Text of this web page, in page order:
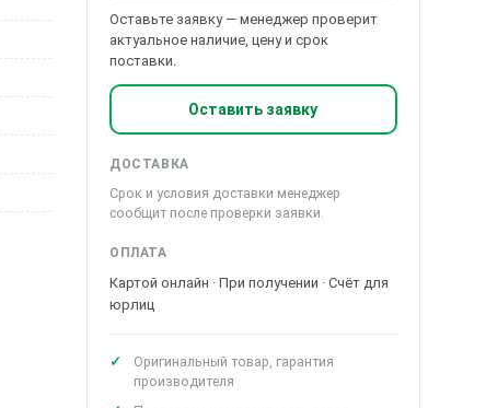
Оставьте заявку — менеджер проверит
актуальное наличие, цену и срок
поставки.
Оставить заявку
ДОСТАВКА
Срок и условия доставки менеджер
сообщит после проверки заявки.
ОПЛАТА
Картой онлайн · При получении · Счёт для
юрлиц
Оригинальный товар, гарантия
производителя